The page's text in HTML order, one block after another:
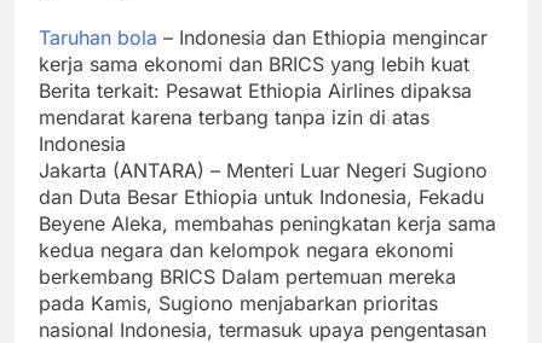
Taruhan bola – Indonesia dan Ethiopia mengincar
kerja sama ekonomi dan BRICS yang lebih kuat
Berita terkait: Pesawat Ethiopia Airlines dipaksa
mendarat karena terbang tanpa izin di atas
Indonesia
Jakarta (ANTARA) – Menteri Luar Negeri Sugiono
dan Duta Besar Ethiopia untuk Indonesia, Fekadu
Beyene Aleka, membahas peningkatan kerja sama
kedua negara dan kelompok negara ekonomi
berkembang BRICS Dalam pertemuan mereka
pada Kamis, Sugiono menjabarkan prioritas
nasional Indonesia, termasuk upaya pengentasan